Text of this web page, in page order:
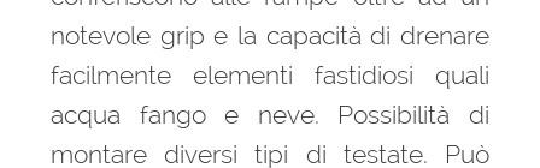
notevole grip e la capacità di drenare
facilmente elementi fastidiosi quali
acqua fango e neve. Possibilità di
montare diversi tipi di testate. Può